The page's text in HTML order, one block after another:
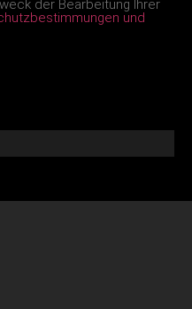
der Bearbeitung Ihrer
und